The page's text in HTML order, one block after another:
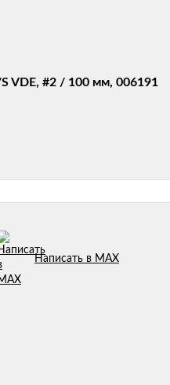
VDE, #2 / 100 мм, 006191
Написать в MAX